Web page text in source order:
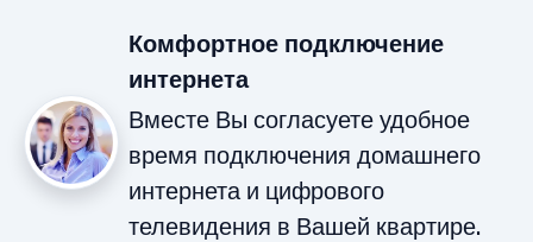
Комфортное подключение
интернета
Вместе Вы согласуете удобное
время подключения домашнего
интернета и цифрового
телевидения в Вашей квартире.